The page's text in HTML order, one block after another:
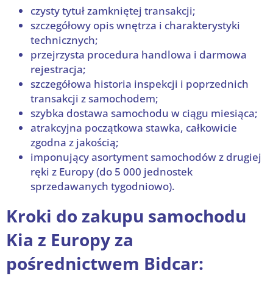
czysty tytuł zamkniętej transakcji;
szczegółowy opis wnętrza i charakterystyki
technicznych;
przejrzysta procedura handlowa i darmowa
rejestracja;
szczegółowa historia inspekcji i poprzednich
transakcji z samochodem;
szybka dostawa samochodu w ciągu miesiąca;
atrakcyjna początkowa stawka, całkowicie
zgodna z jakością;
imponujący asortyment samochodów z drugiej
ręki z Europy (do 5 000 jednostek
sprzedawanych tygodniowo).
Kroki do zakupu samochodu
Kia z Europy za
pośrednictwem Bidcar: